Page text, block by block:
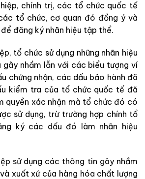
chính trị, các tổ chức quốc tế
tổ chức, cơ quan đó đồng ý và
đăng ký nhãn hiệu tập thể.
tổ chức sử dụng những nhãn hiệu
gây nhầm lẫn với các biểu tượng ví
chứng nhận, các dấu bảo hành đã
kiểm tra của tổ chức quốc tế đã
quyền xác nhận mà tổ chức đó có
sử dụng, trừ trường hợp chính tổ
ký các dấu đó làm nhãn hiệu
sử dụng các thông tin gây nhầm
xuất xứ của hàng hóa chất lượng